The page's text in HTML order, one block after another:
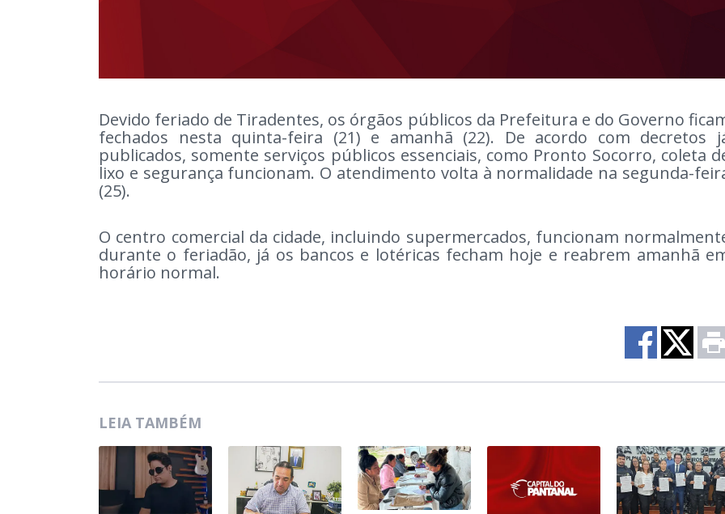
Devido feriado de Tiradentes, os órgãos públicos da Prefeitura e do Governo
fechados nesta quinta-feira (21) e amanhã (22). De acordo com decretos
publicados, somente serviços públicos essenciais, como Pronto Socorro, coleta
lixo e segurança funcionam. O atendimento volta à normalidade na segunda-
(25).
O centro comercial da cidade, incluindo supermercados, funcionam
durante o feriadão, já os bancos e lotéricas fecham hoje e reabrem amanhã
horário normal.
LEIA TAMBÉM